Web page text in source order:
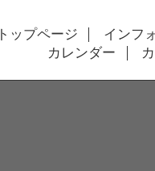
トップページ インフ
カレンダー